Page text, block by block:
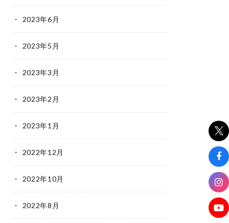
2023年6月
2023年5月
2023年3月
2023年2月
2023年1月
2022年12月
2022年10月
2022年8月